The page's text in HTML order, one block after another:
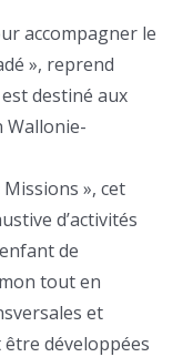
accompagner le
», reprend
destiné aux
Wallonie-
», cet
d’activités
de
tout en
et
développées